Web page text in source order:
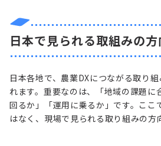
日本で見られる取組みの方
日本各地で、農業DXにつながる取り
れます。重要なのは、「地域の課題に
回るか」「運用に乗るか」です。ここ
はなく、現場で見られる取り組みの方